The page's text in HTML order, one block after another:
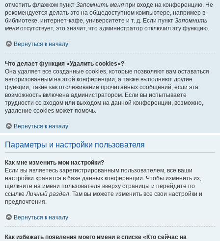
отметить флажком пункт Запомнить меня при входе на конференцию. Не
рекомендуется делать это на общедоступном компьютере, например в
библиотеке, интернет-кафе, университете и т. д. Если пункт Запомнить
меня отсутствует, это значит, что администратор отключил эту функцию.
Вернуться к началу
Что делает функция «Удалить cookies»?
Она удаляет все созданные cookies, которые позволяют вам оставаться
авторизованным на этой конференции, а также выполняют другие
функции, такие как отслеживание прочитанных сообщений, если эта
возможность включена администратором. Если вы испытываете
трудности со входом или выходом на данной конференции, возможно,
удаление cookies может помочь.
Вернуться к началу
Параметры и настройки пользователя
Как мне изменить мои настройки?
Если вы являетесь зарегистрированным пользователем, все ваши
настройки хранятся в базе данных конференции. Чтобы изменить их,
щёлкните на имени пользователя вверху страницы и перейдите по
ссылкеЛичный раздел. Там вы можете изменить все свои настройки и
предпочтения.
Вернуться к началу
Как избежать появления моего имени в списке «Кто сейчас на